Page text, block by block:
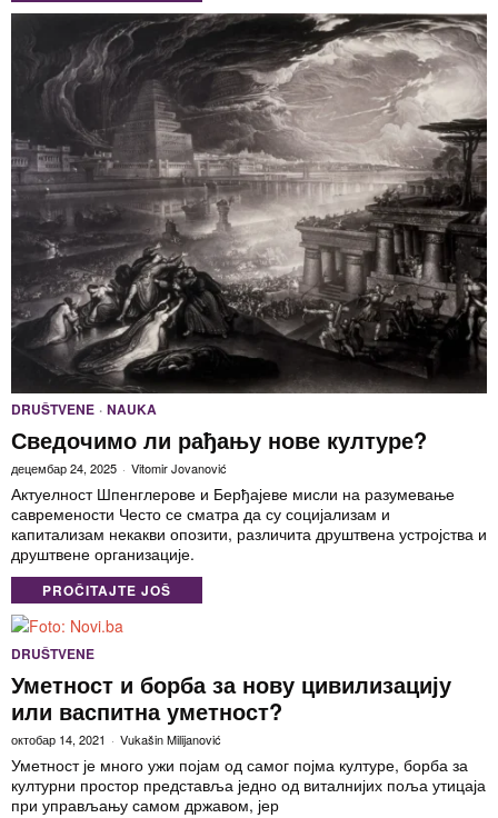
DRUŠTVENE · NAUKA
Сведочимо ли рађању нове културе?
децембар 24, 2025 Vitomir Jovanović
Актуелност Шпенглерове и Берђајеве мисли на разумевање
савремености Често се сматра да су социјализам и
капитализам некакви опозити, различита друштвена устројства и
друштвене организације.
PROČITAJTE JOŠ
DRUŠTVENE
Уметност и борба за нову цивилизацију
или васпитна уметност?
октобар 14, 2021 Vukašin Milijanović
Уметност је много ужи појам од самог појма културе, борба за
културни простор представља једно од виталнијих поља утицаја
при управљању самом државом, јер